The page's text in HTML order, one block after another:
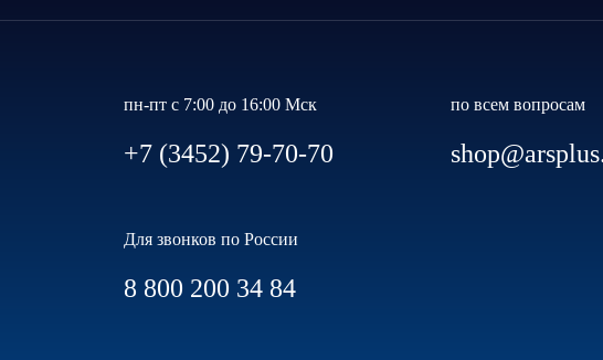
пн-пт с 7:00 до 16:00 Мск
+7 (3452) 79-70-70
по всем вопросам
Для звонков по России
8 800 200 34 84